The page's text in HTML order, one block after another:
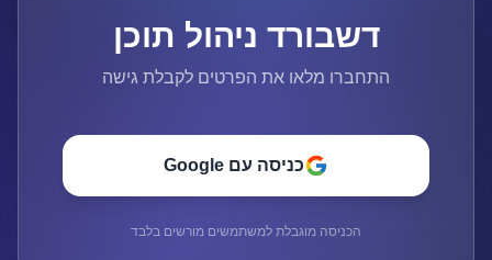
דשבורד ניהול תוכן
התחברו מלאו את הפרטים לקבלת גישה
כניסה עם Google
הכניסה מוגבלת למשתמשים מורשים בלבד